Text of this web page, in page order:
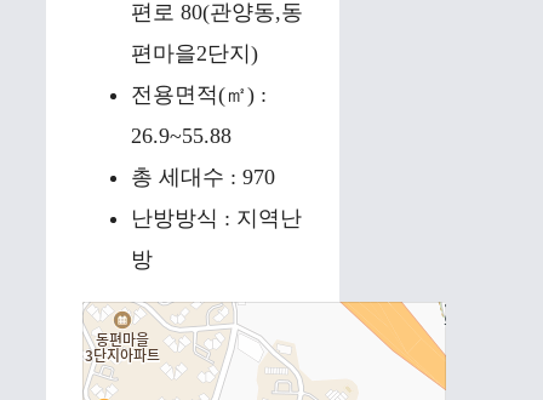
편로 80(관양동,동
편마을2단지)
전용면적(㎡) :
26.9~55.88
총 세대수 : 970
난방방식 : 지역난
방